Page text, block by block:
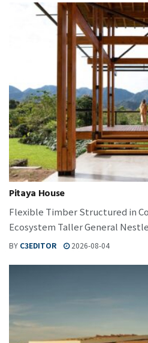
Pitaya House
Flexible Timber Structured in
Ecosystem Taller General
BY C3EDITOR 2026-08-04